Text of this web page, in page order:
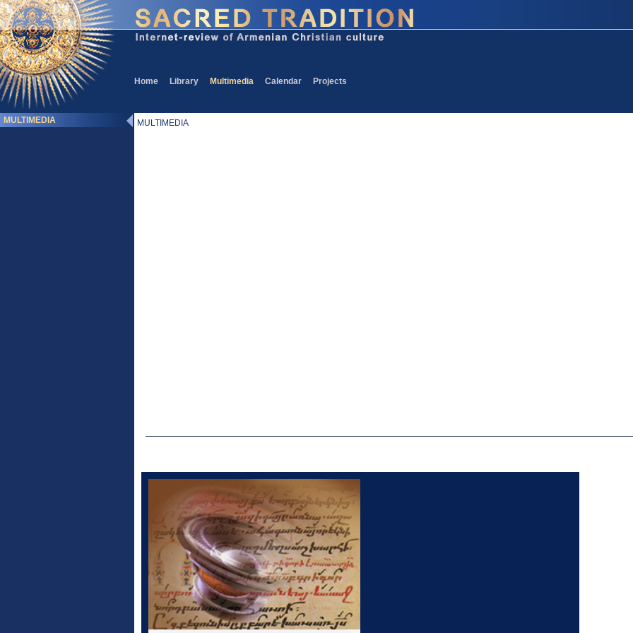
Home Library Multimedia Calendar Projects
MULTIMEDIA MULTIMEDIA